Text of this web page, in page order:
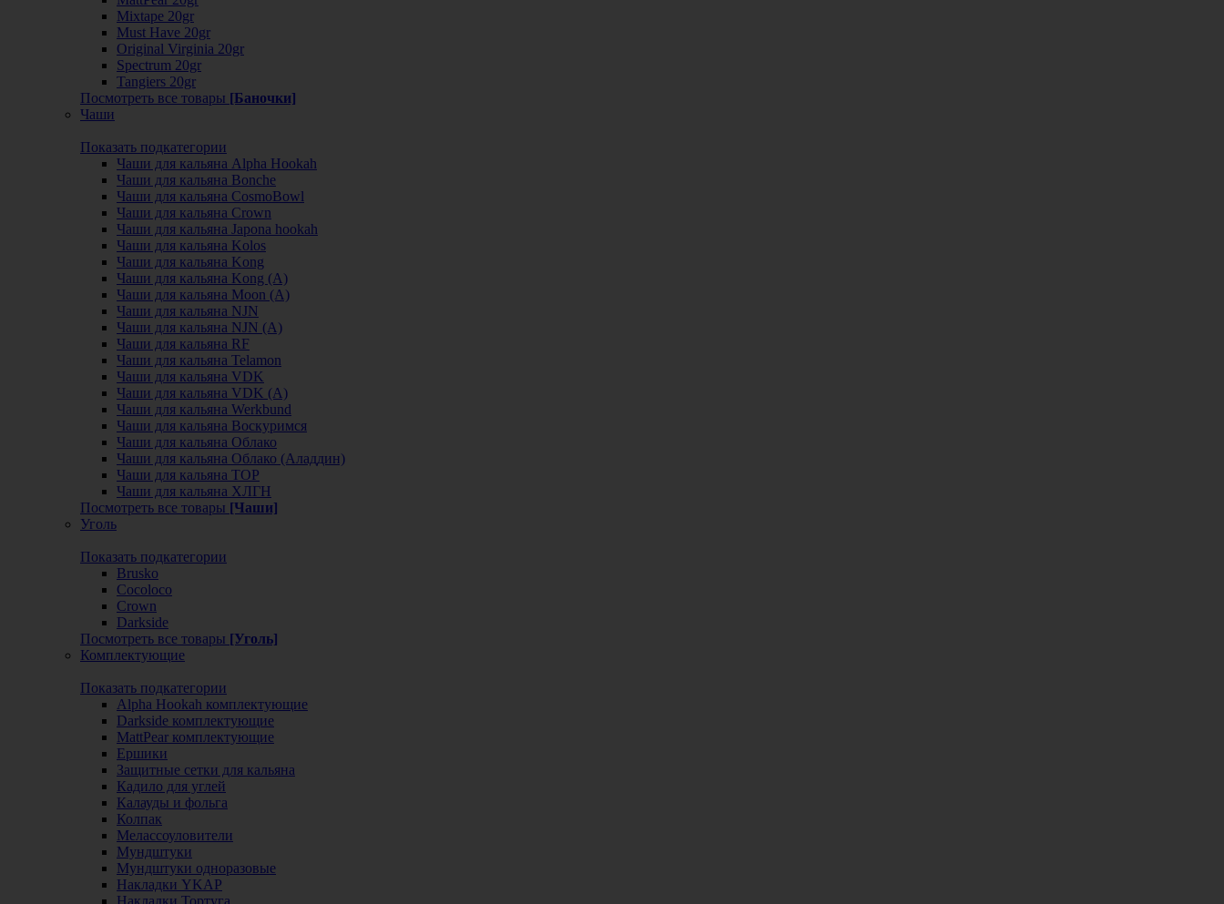
Mixtape 20gr
Must Have 20gr
Original Virginia 20gr
Spectrum 20gr
Tangiers 20gr
Посмотреть все товары [Баночки]
Чаши
Показать подкатегории
Чаши для кальяна Alpha Hookah
Чаши для кальяна Bonche
Чаши для кальяна CosmoBowl
Чаши для кальяна Crown
Чаши для кальяна Japona hookah
Чаши для кальяна Kolos
Чаши для кальяна Kong
Чаши для кальяна Kong (A)
Чаши для кальяна Moon (А)
Чаши для кальяна NJN
Чаши для кальяна NJN (А)
Чаши для кальяна RF
Чаши для кальяна Telamon
Чаши для кальяна VDK
Чаши для кальяна VDK (А)
Чаши для кальяна Werkbund
Чаши для кальяна Воскуримся
Чаши для кальяна Облако
Чаши для кальяна Облако (Аладдин)
Чаши для кальяна ТОР
Чаши для кальяна ХЛГН
Посмотреть все товары [Чаши]
Уголь
Показать подкатегории
Brusko
Cocoloco
Crown
Darkside
Посмотреть все товары [Уголь]
Комплектующие
Показать подкатегории
Alpha Hookah комплектующие
Darkside комплектующие
MattPear комплектующие
Ершики
Защитные сетки для кальяна
Кадило для углей
Калауды и фольга
Колпак
Мелассоуловители
Мундштуки
Мундштуки одноразовые
Накладки YKAP
Накладки Тортуга